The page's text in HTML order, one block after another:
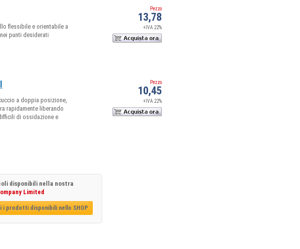
flessibile e orientabile a
punti desiderati
Pezzo
13,78
+IVA 22%
a doppia posizione,
rapidamente liberando
di ossidazione e
Pezzo
10,45
+IVA 22%
disponibili nella nostra
Limited
i prodotti disponibili nello SHOP